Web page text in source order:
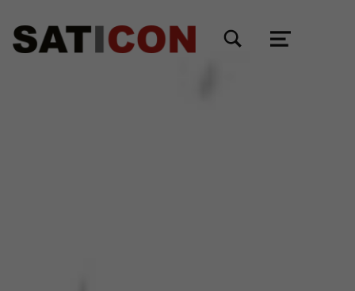
TOGGLE SEARCH FORM MODAL BOX
MENU